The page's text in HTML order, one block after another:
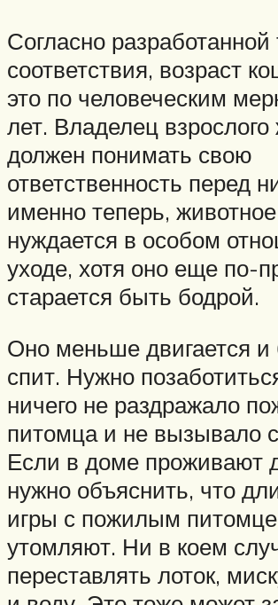
Согласно
соответствия, возраст
это по человеческим
лет. Владелец взрослого
должен понимать свою
ответственность перед
именно теперь, животное
нуждается в особом
уходе, хотя оно еще по-
старается быть бодрой.
Оно меньше двигается
спит. Нужно
ничего не раздражало
питомца и не вызывало
Если в доме проживают
нужно объяснить, что
игры с пожилым
утомляют. Ни в коем
переставлять лоток,